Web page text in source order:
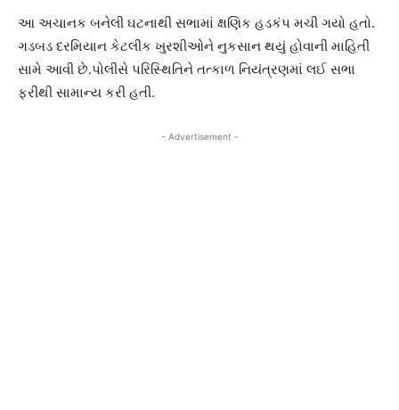
આ અચાનક બનેલી ઘટનાથી સભામાં ક્ષણિક હડકંપ મચી ગયો હતો.
ગડબડ દરમિયાન કેટલીક ખુરશીઓને નુકસાન થયું હોવાની માહિતી
સામે આવી છે.પોલીસે પરિસ્થિતિને તત્કાળ નિયંત્રણમાં લઈ સભા
ફરીથી સામાન્ય કરી હતી.
- Advertisement -